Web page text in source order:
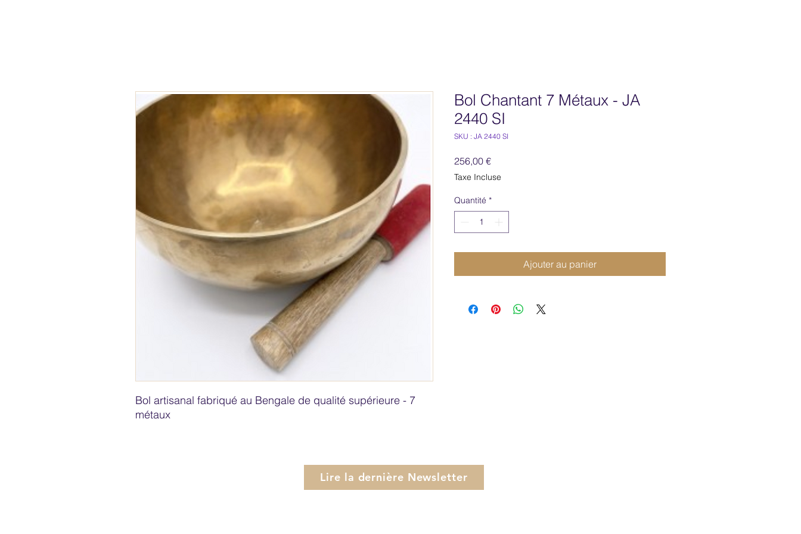
Bol artisanal fabriqué au Bengale de qualité supérieure - 7
métaux
Bol Chantant 7 Métaux - JA
2440 SI
SKU : JA 2440 SI
256,00 €Prix
Taxe Incluse
Quantité *
Ajouter au panier
Lire la dernière Newsletter